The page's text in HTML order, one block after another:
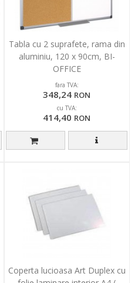
Tabla cu 2 suprafete, rama din
aluminiu, 120 x 90cm, BI-
OFFICE
fara TVA:
348,24 RON
cu TVA:
414,40 RON
Coperta lucioasa Art Duplex cu